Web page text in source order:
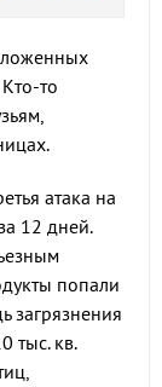
то
атака на
12 дней.
попали
загрязнения
тыс. кв.